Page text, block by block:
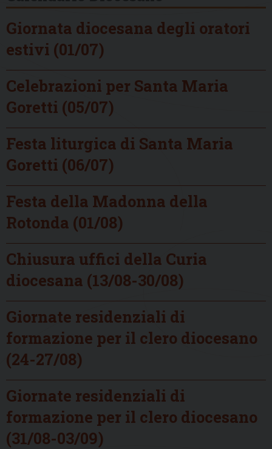
Giornata diocesana degli oratori
estivi (01/07)
Celebrazioni per Santa Maria
Goretti (05/07)
Festa liturgica di Santa Maria
Goretti (06/07)
Festa della Madonna della
Rotonda (01/08)
Chiusura uffici della Curia
diocesana (13/08-30/08)
Giornate residenziali di
formazione per il clero diocesano
(24-27/08)
Giornate residenziali di
formazione per il clero diocesano
(31/08-03/09)